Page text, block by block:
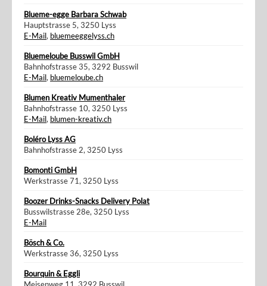
Blueme-egge Barbara Schwab
Hauptstrasse 5, 3250 Lyss
E-Mail, bluemeeggelyss.ch
Bluemeloube Busswil GmbH
Bahnhofstrasse 35, 3292 Busswil
E-Mail, bluemeloube.ch
Blumen Kreativ Mumenthaler
Bahnhofstrasse 10, 3250 Lyss
E-Mail, blumen-kreativ.ch
Boléro Lyss AG
Bahnhofstrasse 2, 3250 Lyss
Bomonti GmbH
Werkstrasse 71, 3250 Lyss
Boozer Drinks-Snacks Delivery Polat
Busswilstrasse 28e, 3250 Lyss
E-Mail
Bösch & Co.
Werkstrasse 36, 3250 Lyss
Bourquin & Eggli